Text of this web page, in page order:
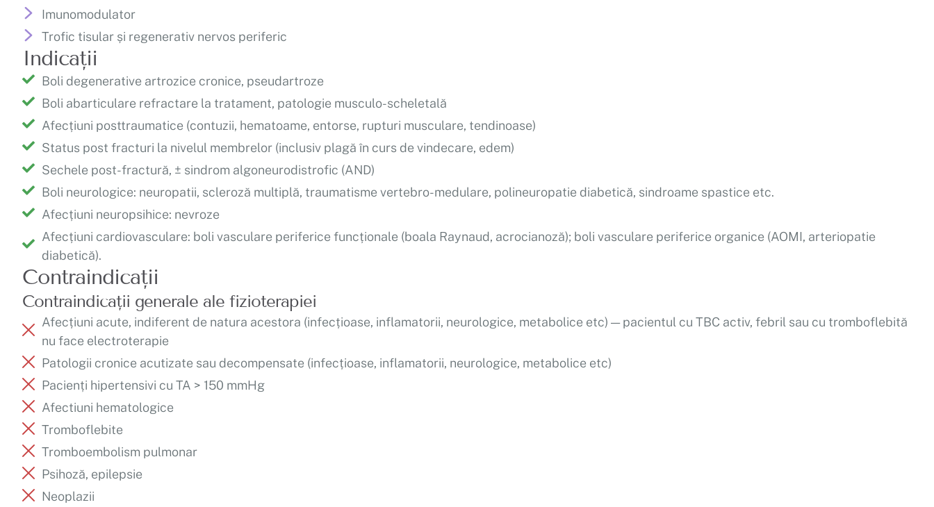
Imunomodulator
Trofic tisular și regenerativ nervos periferic
Indicații
Boli degenerative artrozice cronice, pseudartroze
Boli abarticulare refractare la tratament, patologie musculo-scheletală
Afecțiuni posttraumatice (contuzii, hematoame, entorse, rupturi musculare, tendinoase)
Status post fracturi la nivelul membrelor (inclusiv plagă în curs de vindecare, edem)
Sechele post-fractură, ± sindrom algoneurodistrofic (AND)
Boli neurologice: neuropatii, scleroză multiplă, traumatisme vertebro-medulare, polineuropatie diabetică, sindroame spastice etc.
Afecțiuni neuropsihice: nevroze
Afecțiuni cardiovasculare: boli vasculare periferice funcționale (boala Raynaud, acrocianoză); boli vasculare periferice organice (AOMI, arteriopatie
diabetică).
Contraindicații
Contraindicații generale ale fizioterapiei
Afecțiuni acute, indiferent de natura acestora (infecțioase, inflamatorii, neurologice, metabolice etc) — pacientul cu TBC activ, febril sau cu tromboflebită
nu face electroterapie
Patologii cronice acutizate sau decompensate (infecțioase, inflamatorii, neurologice, metabolice etc)
Pacienți hipertensivi cu TA > 150 mmHg
Afectiuni hematologice
Tromboflebite
Tromboembolism pulmonar
Psihoză, epilepsie
Neoplazii